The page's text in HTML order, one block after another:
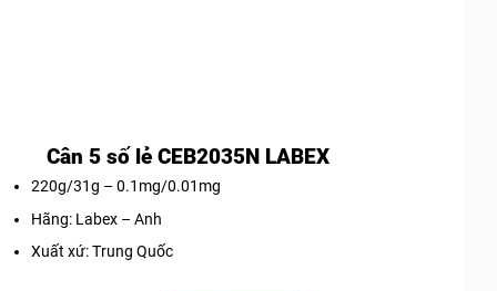
Cân 5 số lẻ CEB2035N LABEX
220g/31g – 0.1mg/0.01mg
Hãng: Labex – Anh
Xuất xứ: Trung Quốc